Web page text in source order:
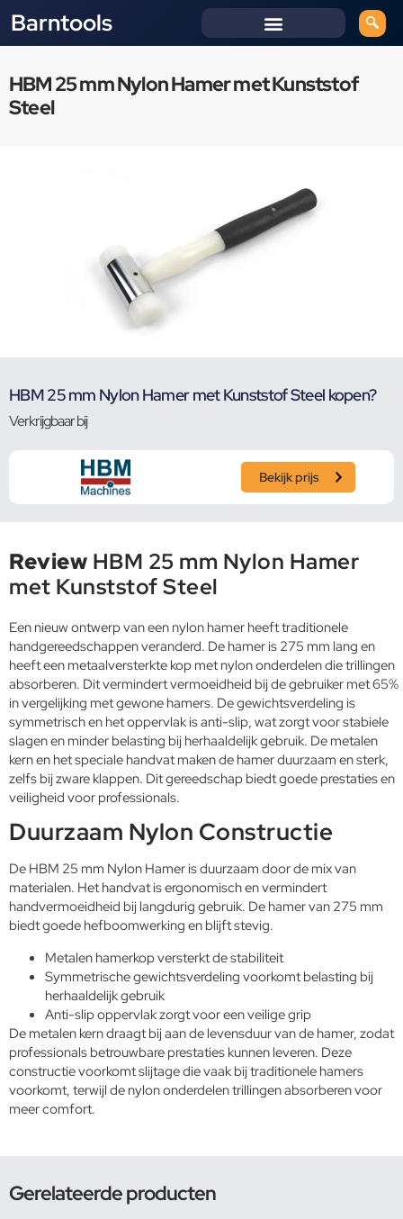
Barntools
HBM 25 mm Nylon Hamer met Kunststof
Steel
HBM 25 mm Nylon Hamer met Kunststof Steel kopen?
Verkrijgbaar bij
Bekijk prijs
Review HBM 25 mm Nylon Hamer
met Kunststof Steel
Een nieuw ontwerp van een nylon hamer heeft traditionele
handgereedschappen veranderd. De hamer is 275 mm lang en
heeft een metaalversterkte kop met nylon onderdelen die trillingen
absorberen. Dit vermindert vermoeidheid bij de gebruiker met 65%
in vergelijking met gewone hamers. De gewichtsverdeling is
symmetrisch en het oppervlak is anti-slip, wat zorgt voor stabiele
slagen en minder belasting bij herhaaldelijk gebruik. De metalen
kern en het speciale handvat maken de hamer duurzaam en sterk,
zelfs bij zware klappen. Dit gereedschap biedt goede prestaties en
veiligheid voor professionals.
Duurzaam Nylon Constructie
De HBM 25 mm Nylon Hamer is duurzaam door de mix van
materialen. Het handvat is ergonomisch en vermindert
handvermoeidheid bij langdurig gebruik. De hamer van 275 mm
biedt goede hefboomwerking en blijft stevig.
Metalen hamerkop versterkt de stabiliteit
Symmetrische gewichtsverdeling voorkomt belasting bij
herhaaldelijk gebruik
Anti-slip oppervlak zorgt voor een veilige grip
De metalen kern draagt bij aan de levensduur van de hamer, zodat
professionals betrouwbare prestaties kunnen leveren. Deze
constructie voorkomt slijtage die vaak bij traditionele hamers
voorkomt, terwijl de nylon onderdelen trillingen absorberen voor
meer comfort.
Gerelateerde producten